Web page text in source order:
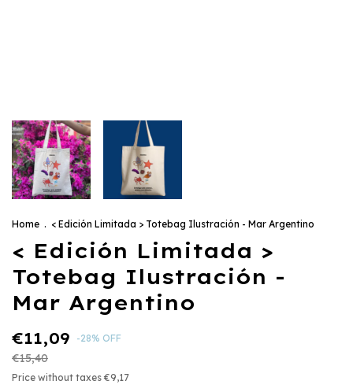
Home . < Edición Limitada > Totebag Ilustración - Mar Argentino
< Edición Limitada >
Totebag Ilustración -
Mar Argentino
€11,09 -28% OFF
€15,40
Price without taxes €9,17